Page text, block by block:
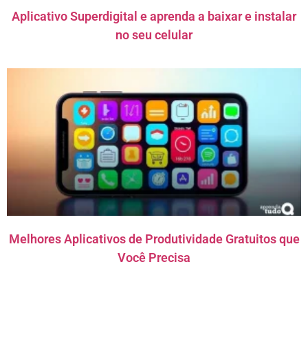
Aplicativo Superdigital e aprenda a baixar e instalar
no seu celular
Melhores Aplicativos de Produtividade Gratuitos que
Você Precisa